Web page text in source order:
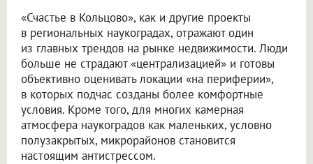
«Счастье в Кольцово», как и другие проекты
в региональных наукоградах, отражают один
из главных трендов на рынке недвижимости. Люди
больше не страдают «централизацией» и готовы
объективно оценивать локации «на периферии»,
в которых подчас созданы более комфортные
условия. Кроме того, для многих камерная
атмосфера наукоградов как маленьких, условно
полузакрытых, микрорайонов становится
настоящим антистрессом.